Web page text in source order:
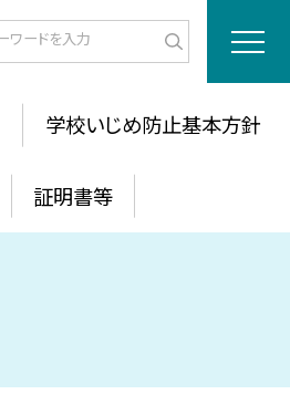
学校いじめ防止基本方針
証明書等